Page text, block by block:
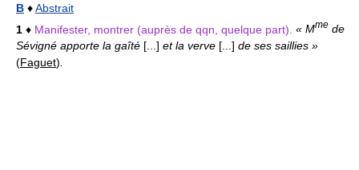
B ♦Abstrait
1 ♦ Manifester, montrer (auprès de qqn, quelque part). « Mme de
Sévigné apporte la gaîté [...] et la verve [...] de ses saillies »
(Faguet).